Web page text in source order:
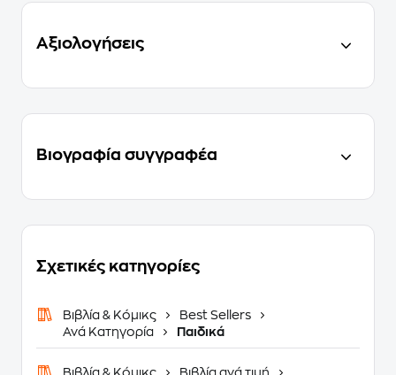
Αξιολογήσεις
Βιογραφία συγγραφέα
Σχετικές κατηγορίες
Βιβλία & Κόμικς
Best Sellers
Ανά Κατηγορία
Παιδικά
Βιβλία & Κόμικς
Βιβλία ανά τιμή